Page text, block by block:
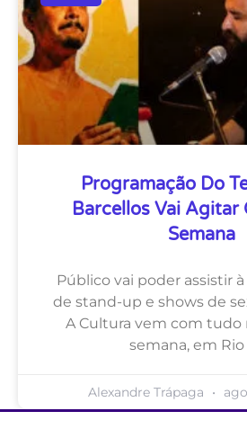
Programação Do
Barcellos Vai Agitar
Semana
Público vai poder assistir
de stand-up e shows de
A Cultura vem com tudo
semana, em Rio
Alexandre Trápaga